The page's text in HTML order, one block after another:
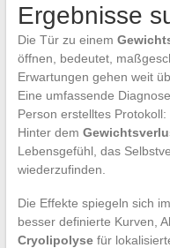
Ergebnisse
Die Tür zu einem
öffnen, bedeutet,
Erwartungen gehen weit
Eine umfassende
Person erstelltes
Hinter dem
Lebensgefühl, das
wiederzufinden.
Die Effekte spiegeln sich
besser definierte Kurven,
Cryolipolysefür